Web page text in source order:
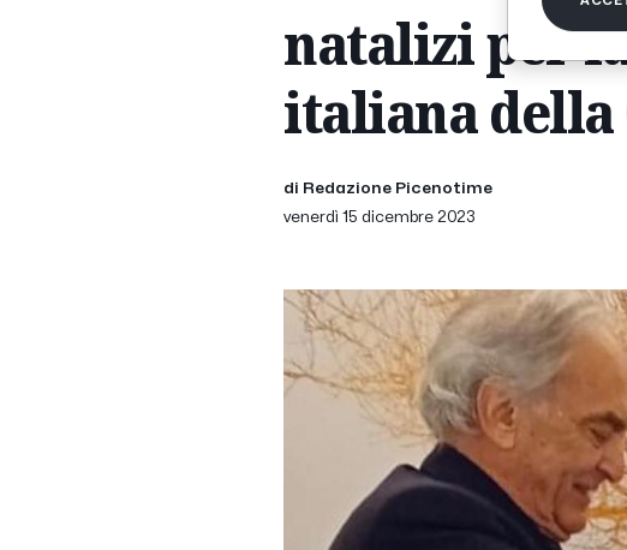
natalizi per
italiana della
di Redazione Picenotime
venerdì 15 dicembre 2023